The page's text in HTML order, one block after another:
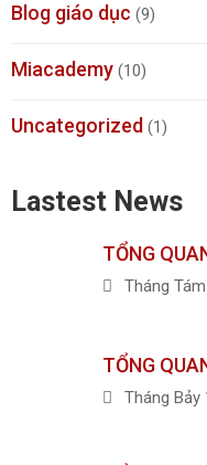
Blog giáo dục (9)
Miacademy (10)
Uncategorized (1)
Lastest News
TỔNG
Tháng
TỔNG
Tháng Bảy